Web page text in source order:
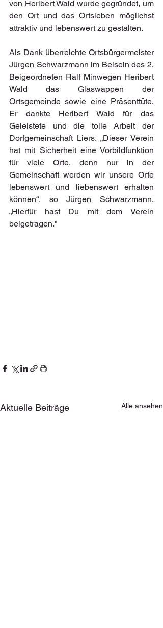
von Heribert Wald wurde gegründet, um
den Ort und das Ortsleben möglichst
attraktiv und lebenswert zu gestalten.
Als Dank überreichte Ortsbürgermeister
Jürgen Schwarzmann im Beisein des 2.
Beigeordneten Ralf Minwegen Heribert
Wald das Glaswappen der
Ortsgemeinde sowie eine Präsenttüte.
Er dankte Heribert Wald für das
Geleistete und die tolle Arbeit der
Dorfgemeinschaft Liers. „Dieser Verein
hat mit Sicherheit eine Vorbildfunktion
für viele Orte, denn nur in der
Gemeinschaft werden wir unsere Orte
lebenswert und liebenswert erhalten
können“, so Jürgen Schwarzmann.
„Hierfür hast Du mit dem Verein
beigetragen."
Aktuelle Beiträge Alle ansehen